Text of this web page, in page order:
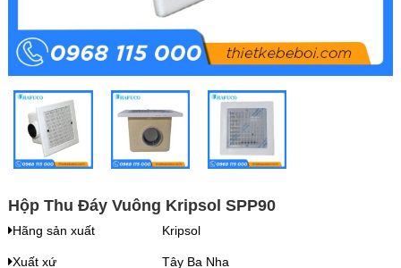
Hộp Thu Đáy Vuông Kripsol SPP90
Hãng sản xuất Kripsol
Xuất xứ Tây Ba Nha